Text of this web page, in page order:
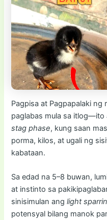
Pagpisa at Pagpapalaki ng
paglabas mula sa itlog—ito
stag phase, kung saan
porma, kilos, at ugali ng
kabataan.
Sa edad na 5–8 buwan,
at instinto sa
sinisimulan anglight
potensyal bilang manok